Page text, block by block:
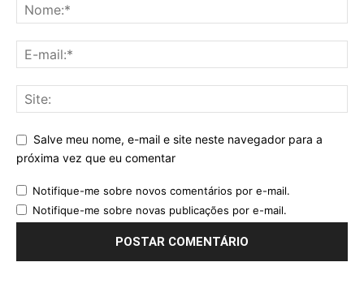
Salve meu nome, e-mail e site neste navegador para a
próxima vez que eu comentar
Notifique-me sobre novos comentários por e-mail.
Notifique-me sobre novas publicações por e-mail.